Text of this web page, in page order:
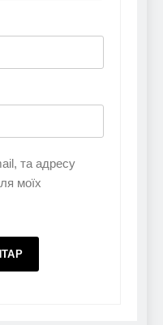
та адресу
моїх